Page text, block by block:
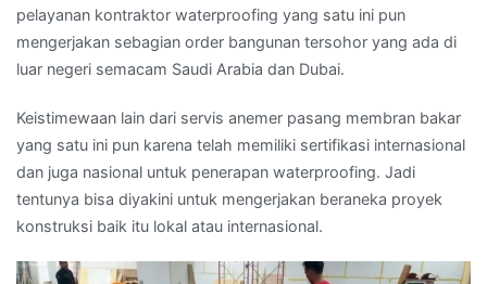
pelayanan kontraktor waterproofing yang satu ini pun
mengerjakan sebagian order bangunan tersohor yang ada di
luar negeri semacam Saudi Arabia dan Dubai.
Keistimewaan lain dari servis anemer pasang membran bakar
yang satu ini pun karena telah memiliki sertifikasi internasional
dan juga nasional untuk penerapan waterproofing. Jadi
tentunya bisa diyakini untuk mengerjakan beraneka proyek
konstruksi baik itu lokal atau internasional.